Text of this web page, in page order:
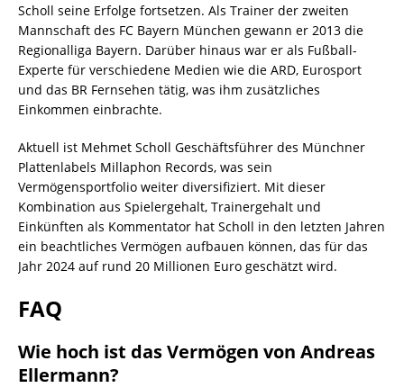
Scholl seine Erfolge fortsetzen. Als Trainer der zweiten
Mannschaft des FC Bayern München gewann er 2013 die
Regionalliga Bayern. Darüber hinaus war er als Fußball-
Experte für verschiedene Medien wie die ARD, Eurosport
und das BR Fernsehen tätig, was ihm zusätzliches
Einkommen einbrachte.
Aktuell ist Mehmet Scholl Geschäftsführer des Münchner
Plattenlabels Millaphon Records, was sein
Vermögensportfolio weiter diversifiziert. Mit dieser
Kombination aus Spielergehalt, Trainergehalt und
Einkünften als Kommentator hat Scholl in den letzten Jahren
ein beachtliches Vermögen aufbauen können, das für das
Jahr 2024 auf rund 20 Millionen Euro geschätzt wird.
FAQ
Wie hoch ist das Vermögen von Andreas
Ellermann?